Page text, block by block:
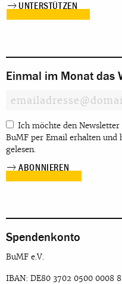
UNTERSTÜTZEN
Einmal im Monat das
Ich möchte den
BuMF per Email erhalten und
gelesen.
Spendenkonto
BuMF e.V.
IBAN: DE80 3702 0500 0008